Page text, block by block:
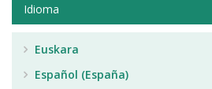
Idioma
Euskara
Español (España)